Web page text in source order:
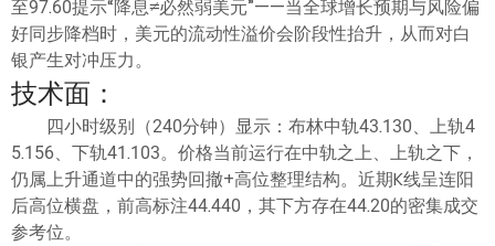
至97.60提示“降息≠必然弱美元”——当全球增长预期与风险偏
好同步降档时，美元的流动性溢价会阶段性抬升，从而对白
银产生对冲压力。
技术面：
四小时级别（240分钟）显示：布林中轨43.130、上轨4
5.156、下轨41.103。价格当前运行在中轨之上、上轨之下，
仍属上升通道中的强势回撤+高位整理结构。近期K线呈连阳
后高位横盘，前高标注44.440，其下方存在44.20的密集成交
参考位。